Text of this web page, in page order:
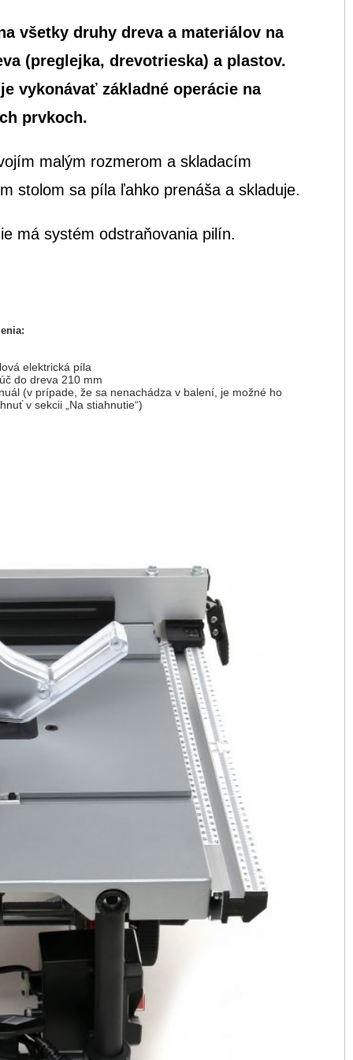
všetky druhy dreva a materiálov na
(preglejka, drevotrieska) a plastov.
vykonávať základné operácie na
prvkoch.
malým rozmerom a skladacím
stolom sa píla ľahko prenáša a skladuje.
má systém odstraňovania pilín.
elektrická píla
do dreva 210 mm
(v prípade, že sa nenachádza v balení, je možné ho
v sekcii „Na stiahnutie“)